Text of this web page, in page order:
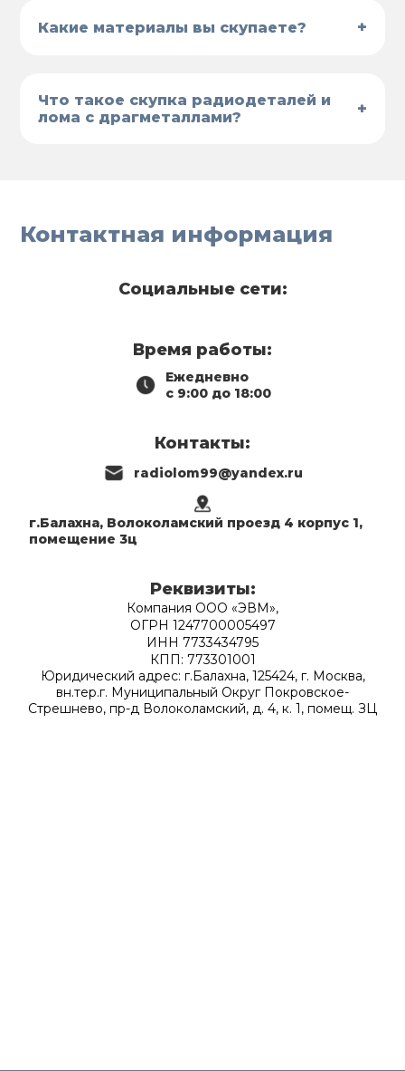
Какие материалы вы скупаете? +
Что такое скупка радиодеталей и
лома с драгметаллами?
+
Контактная информация
Социальные сети:
Время работы:
Ежедневно
с 9:00 до 18:00
Контакты:
radiolom99@yandex.ru
г.Балахна, Волоколамский проезд 4 корпус 1,
помещение 3ц
Реквизиты:
Компания ООО «ЭВМ»,
ОГРН 1247700005497
ИНН 7733434795
КПП: 773301001
Юридический адрес: г.Балахна, 125424, г. Москва,
вн.тер.г. Муниципальный Округ Покровское-
Стрешнево, пр-д Волоколамский, д. 4, к. 1, помещ. ЗЦ